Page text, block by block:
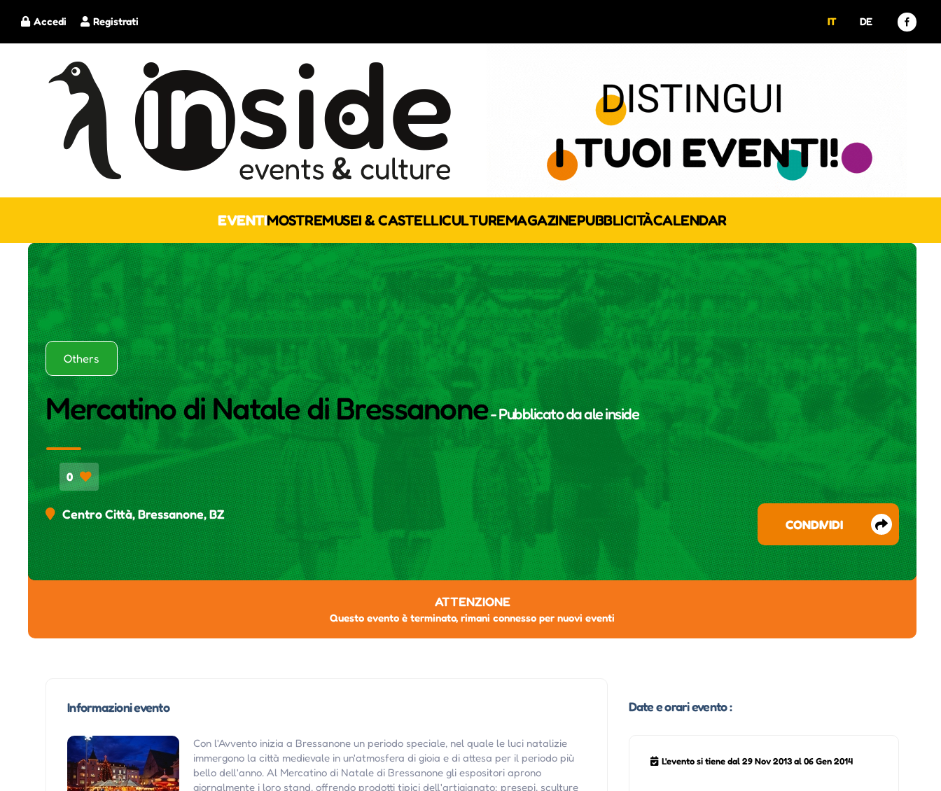
Registrati
Accedi IT DE
EVENTIMOSTREMUSEI & CASTELLICULTUREMAGAZINEPUBBLICITÀCALENDAR
Others
Mercatino di Natale di Bressanone- Pubblicato daale inside
0
Centro Città, Bressanone, BZ
CONDIVIDI
ATTENZIONE
Questo evento è terminato, rimani connesso per nuovi eventi
Informazioni evento
Con l'Avvento inizia a Bressanone un periodo speciale, nel quale le luci natalizie
immergono la città medievale in un'atmosfera di gioia e di attesa per il periodo più
bello dell'anno. Al Mercatino di Natale di Bressanone gli espositori aprono
giornalmente i loro stand, offrendo prodotti tipici dell'artigianato: presepi, sculture
Date e orari evento :
L'evento si tiene dal 29 Nov 2013 al 06 Gen 2014